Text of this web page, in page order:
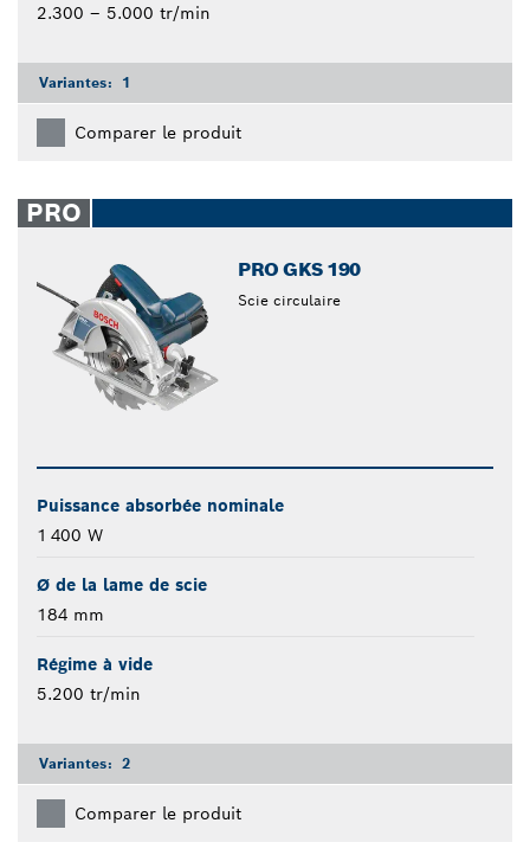
2.300 – 5.000 tr/min
Variantes: 1
Comparer le produit
PRO
PRO GKS 190
Scie circulaire
Puissance absorbée nominale
1 400 W
Ø de la lame de scie
184 mm
Régime à vide
5.200 tr/min
Variantes: 2
Comparer le produit